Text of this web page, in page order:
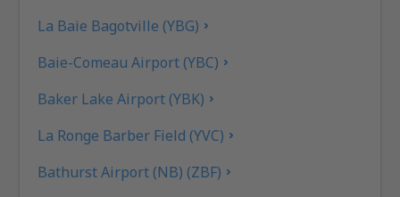
La Baie Bagotville (YBG)
Baie-Comeau Airport (YBC)
Baker Lake Airport (YBK)
La Ronge Barber Field (YVC)
Bathurst Airport (NB) (ZBF)